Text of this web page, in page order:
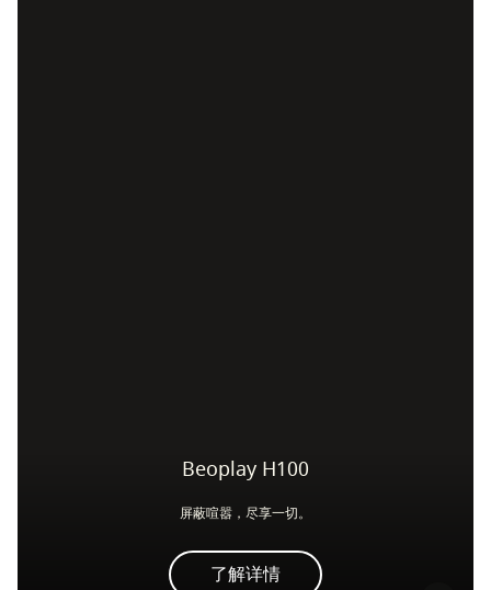
Beoplay H100
屏蔽喧嚣，尽享一切。
了解详情